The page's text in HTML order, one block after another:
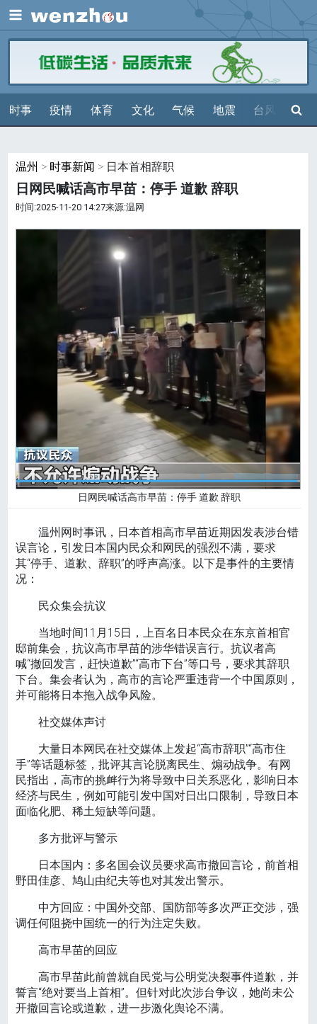
展开
时事 疫情 体育 文化 气候 地震 台风 天气
搜索
温州 > 时事新闻 > 日本首相辞职
日网民喊话高市早苗：停手 道歉 辞职
时间:2025-11-20 14:27来源:温网
日网民喊话高市早苗：停手 道歉 辞职
温州网时事讯，日本首相高市早苗近期因发表涉台错
误言论，引发日本国内民众和网民的强烈不满，要求
其“停手、道歉、辞职”的呼声高涨。以下是事件的主要情
况：
民众集会抗议
当地时间11月15日，上百名日本民众在东京首相官
邸前集会，抗议高市早苗的涉华错误言行。抗议者高
喊“撤回发言，赶快道歉”“高市下台”等口号，要求其辞职
下台。集会者认为，高市的言论严重违背一个中国原则，
并可能将日本拖入战争风险。
社交媒体声讨
大量日本网民在社交媒体上发起“高市辞职”“高市住
手”等话题标签，批评其言论脱离民生、煽动战争。有网
民指出，高市的挑衅行为将导致中日关系恶化，影响日本
经济与民生，例如可能引发中国对日出口限制，导致日本
面临化肥、稀土短缺等问题。
多方批评与警示
日本国内：多名国会议员要求高市撤回言论，前首相
野田佳彦、鸠山由纪夫等也对其发出警示。
中方回应：中国外交部、国防部等多次严正交涉，强
调任何阻挠中国统一的行为注定失败。
高市早苗的回应
高市早苗此前曾就自民党与公明党决裂事件道歉，并
誓言“绝对要当上首相”。但针对此次涉台争议，她尚未公
开撤回言论或道歉，进一步激化舆论不满。